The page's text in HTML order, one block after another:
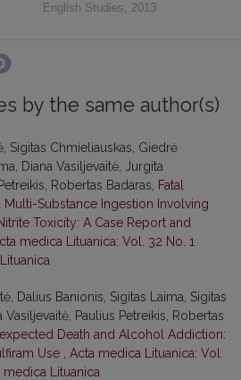
English Studies, 2013
by the same author(s)
Sigitas Chmieliauskas, Giedrė
Diana Vasiljevaitė, Jurgita
Robertas Badaras,
Fatal
Substance Ingestion Involving
Toxicity: A Case Report and
medica Lituanica: Vol. 32 No. 1
Dalius Banionis, Sigitas Laima, Sigitas
Vasiljevaitė, Paulius Petreikis, Robertas
Death and Alcohol Addiction:
Use
Acta medica Lituanica: Vol.
medica Lituanica